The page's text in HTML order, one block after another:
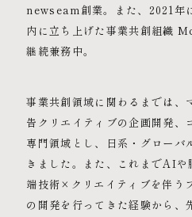
newseam創業。また、2021年
内に立ち上げた事業共創組織
継続兼務中。
事業共創領域に関わるまでは、
告クリエイティブの企画開発、
専門領域とし、日系・グローバ
きました。また、これまでAI
端技術×クリエイティブを伴う
の開発を行ってきた経験から、